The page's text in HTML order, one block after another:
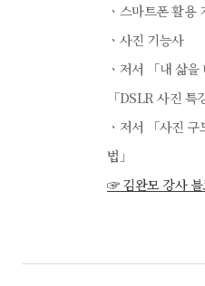
ㆍ스마트폰 활용
ㆍ사진 기능사
ㆍ저서 「내 삶
「DSLR 사진 특
ㆍ저서 「사진
법」
☞ 김완모 강사 블